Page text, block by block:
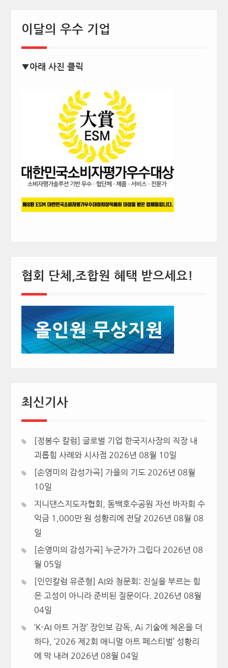
이달의 우수 기업
▼아래 사진 클릭
협회 단체,조합원 혜택 받으세요!
최신기사
[정봉수 칼럼] 글로벌 기업 한국지사장의 직장 내
괴롭힘 사례와 시사점 2026년 08월 10일
[손영미의 감성가곡] 가을의 기도 2026년 08월
10일
지니댄스지도자협회, 동백호수공원 자선 바자회 수
익금 1,000만 원 성황리에 전달 2026년 08월 08
일
[손영미의 감성가곡] 누군가가 그립다 2026년 08
월 05일
[인인칼럼 유준형] AI와 청문회: 진실을 부르는 힘
은 고성이 아니라 준비된 질문이다.
2026년 08월
04일
‘K-AI 아트 거장’ 장인보 감독, Ai 기술에 체온을 더
하다, ‘2026 제2회 애니멀 아트 페스티벌’ 성황리
에 막 내려 2026년 08월 04일